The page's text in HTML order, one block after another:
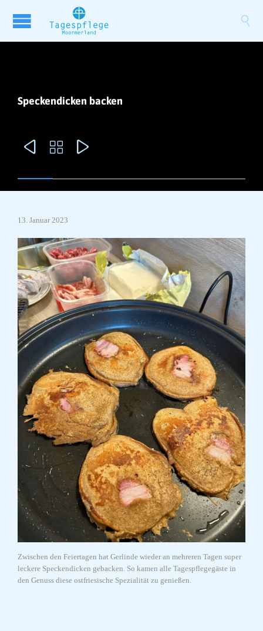

Speckendicken backen
  
13. Januar 2023
Zwischen den Feiertagen hat Gerlinde wieder an mehreren Tagen super
leckere Speckendicken gebacken. So kamen alle Tagespflegegäste in
den Genuss diese ostfriesische Spezialität zu genießen.